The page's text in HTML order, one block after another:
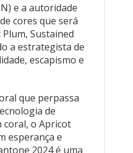
e a autoridade
cores que será
Sustained
a estrategista de
escapismo e
que perpassa
de
coral, o Apricot
esperança e
2024 é uma